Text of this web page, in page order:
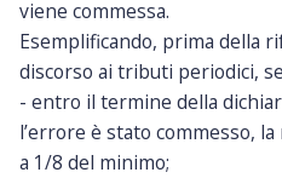
viene commessa.
Esemplificando, prima della
discorso ai tributi periodici,
- entro il termine della
l’errore è stato commesso,
a 1/8 del minimo;